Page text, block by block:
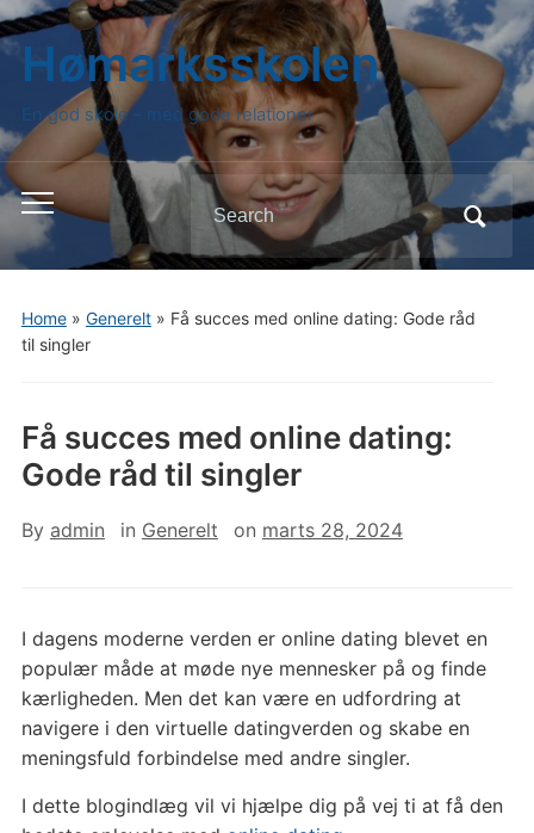
Hømarksskolen
En god skole – med gode relationer
Toggle
mobile
menu
Search
for:
Home» Generelt» Få succes med online dating: Gode råd
til singler
Få succes med online dating:
Gode råd til singler
By admin in Generelt on marts 28, 2024
I dagens moderne verden er online dating blevet en
populær måde at møde nye mennesker på og finde
kærligheden. Men det kan være en udfordring at
navigere i den virtuelle datingverden og skabe en
meningsfuld forbindelse med andre singler.
I dette blogindlæg vil vi hjælpe dig på vej ti at få den